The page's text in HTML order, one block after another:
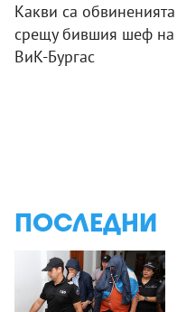
Какви са обвиненията
срещу бившия шеф на
ВиК-Бургас
ПОСЛЕДНИ